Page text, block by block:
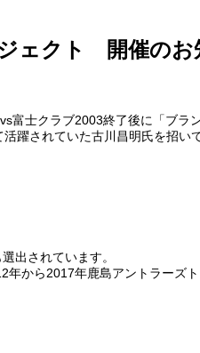
ェクト 開催のお
士クラブ2003終了後に「ブラ
躍されていた古川昌明氏を招い
出されています。
から2017年鹿島アントラーズト